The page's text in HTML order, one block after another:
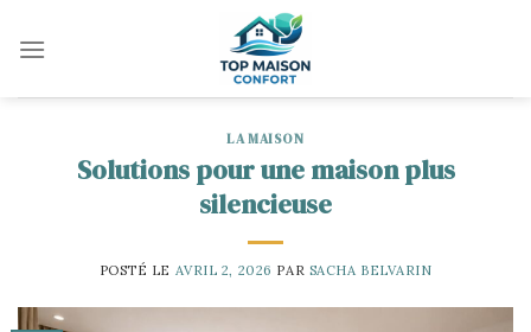
LA MAISON
Solutions pour une maison plus
silencieuse
POSTÉ LE AVRIL 2, 2026 PAR SACHA BELVARIN